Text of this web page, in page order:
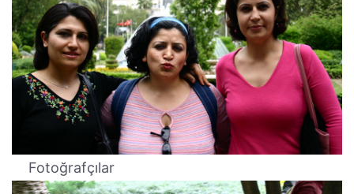
Fotoğrafçılar